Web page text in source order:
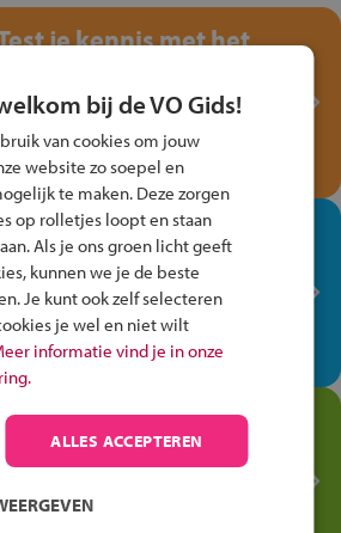
je kennis met het
het Fiets Veilig Verkeersspel
win een Cortina-fiets!
de winkel ben je op je
plek!
via het vmbo jouw talent
de winkelvloer, waar elke dag
is!
Jouw talent in de
Transport en Logistiek
daar kun je mee
bij de VO Gids!
van cookies om jouw
website zo soepel en
te maken. Deze zorgen
op rolletjes loopt en staan
Als je ons groen licht geeft
kunnen we je de beste
Je kunt ook zelf selecteren
je wel en niet wilt
informatie vind je in onze
ALLES ACCEPTEREN